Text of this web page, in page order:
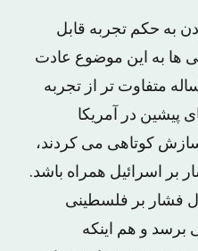
به حکم تجربه قابل
ها به این موضوع عادت
متفاوت تر از تجربه
در آمریکا
کوتاهی می کردند،
بر اسرائیل همراه باشد.
فشار بر فلسطینی
برسد و هم اینکه